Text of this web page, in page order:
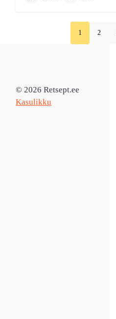
1 2
© 2026 Retsept.ee
Kasulikku